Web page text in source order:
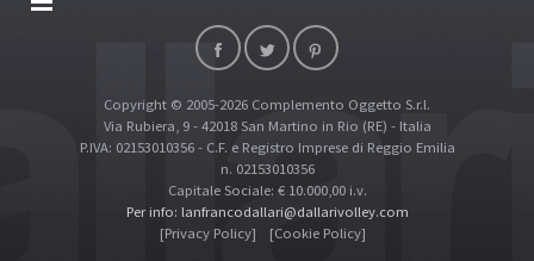
DALLARIVOLLEY SOSTIENE
TOP RICERCHE
SITE MAP
Copyright © 2005-2026 Complemento Oggetto S.r.l.
Via Rubiera, 9 - 42018 San Martino in Rio (RE) - Italia
P.IVA: 02153010356 - C.F. e Registro Imprese di Reggio Emilia
n. 02153010356
Capitale Sociale: € 10.000,00 i.v.
Per info: lanfrancodallari@dallarivolley.com
[Privacy Policy]
[Cookie Policy]